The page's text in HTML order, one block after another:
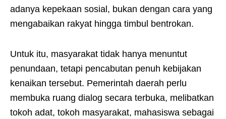
adanya kepekaan sosial, bukan dengan cara yang
mengabaikan rakyat hingga timbul bentrokan.
Untuk itu, masyarakat tidak hanya menuntut
penundaan, tetapi pencabutan penuh kebijakan
kenaikan tersebut. Pemerintah daerah perlu
membuka ruang dialog secara terbuka, melibatkan
tokoh adat, tokoh masyarakat, mahasiswa sebagai